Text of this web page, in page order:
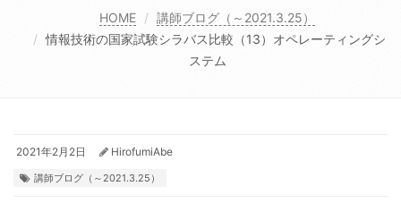
HOME
講師ブログ（～2021.3.25）
情報技術の国家試験シラバス比較（13）オペレーティングシ
ステム
2021年2月2日 HirofumiAbe
講師ブログ（～2021.3.25）